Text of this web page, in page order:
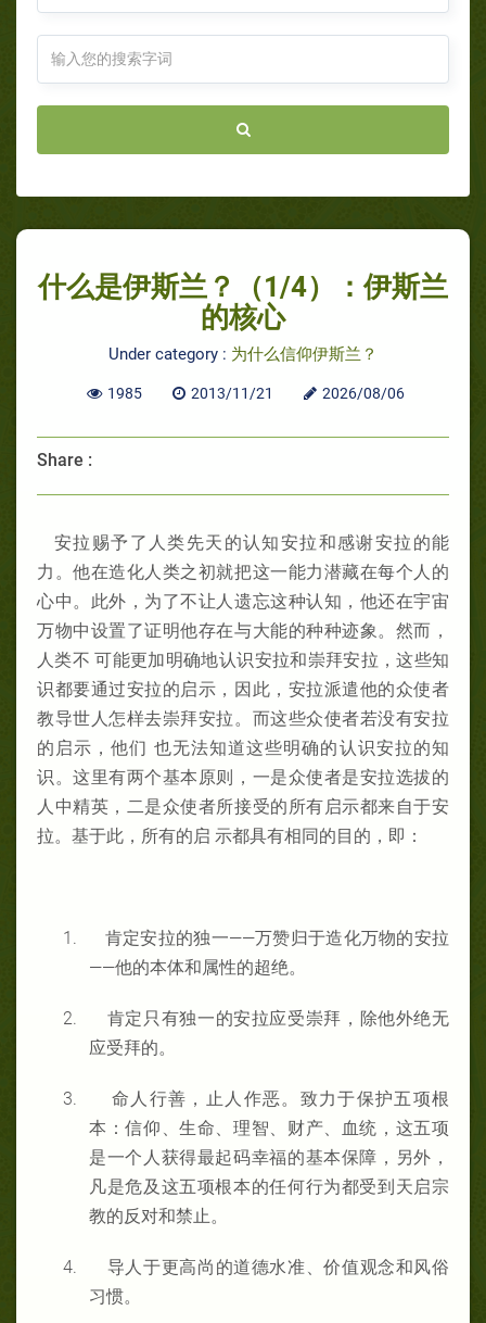
什么是伊斯兰？（1/4）：伊斯兰
的核心
Under category : 为什么信仰伊斯兰？
1985 2013/11/21 2026/08/06
Share :
安拉赐予了人类先天的认知安拉和感谢安拉的能
力。他在造化人类之初就把这一能力潜藏在每个人的
心中。此外，为了不让人遗忘这种认知，他还在宇宙
万物中设置了证明他存在与大能的种种迹象。然而，
人类不 可能更加明确地认识安拉和崇拜安拉，这些知
识都要通过安拉的启示，因此，安拉派遣他的众使者
教导世人怎样去崇拜安拉。而这些众使者若没有安拉
的启示，他们 也无法知道这些明确的认识安拉的知
识。这里有两个基本原则，一是众使者是安拉选拔的
人中精英，二是众使者所接受的所有启示都来自于安
拉。基于此，所有的启 示都具有相同的目的，即：
1.
肯定安拉的独一——万赞归于造化万物的安拉
——他的本体和属性的超绝。
2.
肯定只有独一的安拉应受崇拜，除他外绝无
应受拜的。
3.
命人行善，止人作恶。致力于保护五项根
本：信仰、生命、理智、财产、血统，这五项
是一个人获得最起码幸福的基本保障，另外，
凡是危及这五项根本的任何行为都受到天启宗
教的反对和禁止。
4.
导人于更高尚的道德水准、价值观念和风俗
习惯。